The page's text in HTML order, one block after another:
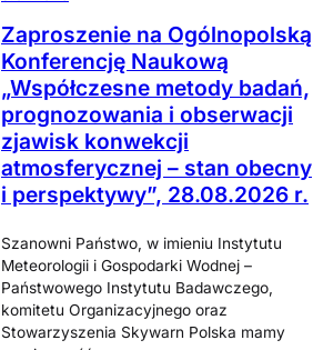
Zaproszenie na Ogólnopolską
Konferencję Naukową
„Współczesne metody badań,
prognozowania i obserwacji
zjawisk konwekcji
atmosferycznej – stan obecny
i perspektywy”, 28.08.2026 r.
Szanowni Państwo, w imieniu Instytutu
Meteorologii i Gospodarki Wodnej –
Państwowego Instytutu Badawczego,
komitetu Organizacyjnego oraz
Stowarzyszenia Skywarn Polska mamy